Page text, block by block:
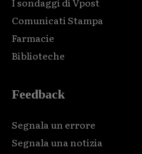
Comunicati Stampa
Farmacie
Biblioteche
Feedback
Segnala un errore
Segnala una notizia